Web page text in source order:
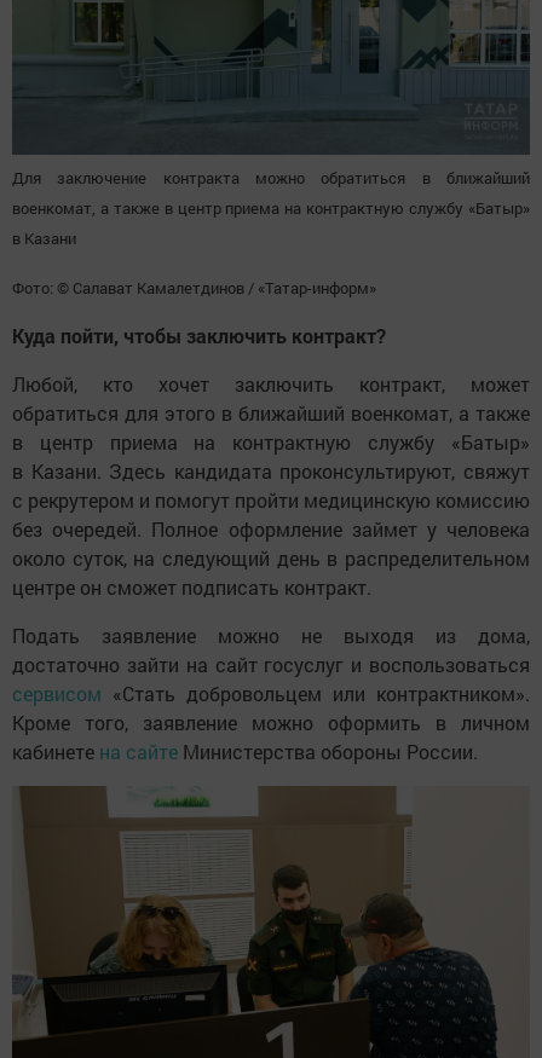
Для заключение контракта можно обратиться в ближайший
военкомат, а также в центр приема на контрактную службу «Батыр»
в Казани
Фото: © Салават Камалетдинов / «Татар-информ»
Куда пойти, чтобы заключить контракт?
Любой, кто хочет заключить контракт, может
обратиться для этого в ближайший военкомат, а также
в центр приема на контрактную службу «Батыр»
в Казани. Здесь кандидата проконсультируют, свяжут
с рекрутером и помогут пройти медицинскую комиссию
без очередей. Полное оформление займет у человека
около суток, на следующий день в распределительном
центре он сможет подписать контракт.
Подать заявление можно не выходя из дома,
достаточно зайти на сайт госуслуг и воспользоваться
сервисом «Стать добровольцем или контрактником».
Кроме того, заявление можно оформить в личном
кабинете на сайте Министерства обороны России.